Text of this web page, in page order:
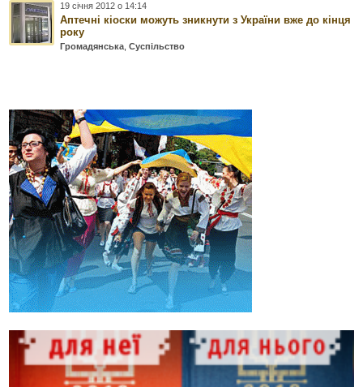
19 січня 2012 о 14:14
Аптечні кіоски можуть зникнути з України вже до кінця
року
Громадянська,Суспільство